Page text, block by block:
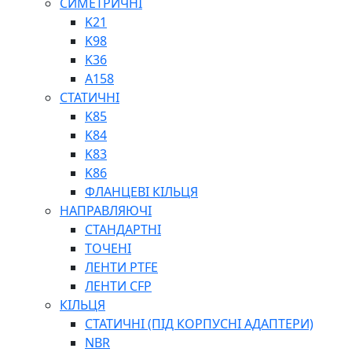
ШАРНІРНІ ПІДШИПНИКИ
ВУХА ГІДРОЦИЛІНДРА
ТРУБИ ХОНІНГОВАНІ
ШТОКИ ХРОМОВАНІ
МАСТИЛЬНЕ ОБЛАДНАННЯ
ПІСТОЛЕТИ
НАСОСИ ТА ПОМПИ
НАГНІТАЧІ
МУФТИ (НАСАДКИ) ДЛЯ ШПРИЦІВ
МАСЛЯНКИ, ЛІЙКИ
ПРЕС-МАСЛЯНКИ
K21
K98
K36
A158
СТАТИЧНІ
K85
K84
K83
K86
ФЛАНЦЕВІ КІЛЬЦЯ
НАПРАВЛЯЮЧІ
СТАНДАРТНІ
ТОЧЕНІ
ЛЕНТИ PTFE
ЛЕНТИ CFP
КІЛЬЦЯ
СТАТИЧНІ (ПІД КОРПУСНІ АДАПТЕРИ)
NBR